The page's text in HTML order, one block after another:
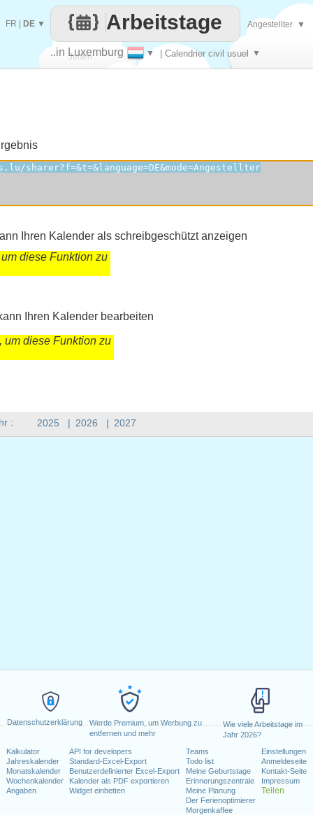
Datenschutzerklärung
Werde Premium, um Werbung zu
entfernen und mehr
Wie viele Arbeitstage im
Jahr 2026?
Kalkulator
Jahreskalender
Monatskalender
Wochenkalender
Angaben
API for developers
Standard-Excel-Export
Benutzerdefinierter Excel-Export
Kalender als PDF exportieren
Widget einbetten
Teams
Todo list
Meine Geburtstage
Erinnerungszentrale
Meine Planung
Der Ferienoptimierer
Morgenkaffee
Einstellungen
Anmeldeseite
Kontakt-Seite
Impressum
Teilen
Jeden
..in Luxemburg ▼ | Calendrier civil usuel ▼
Arbeitstage
FR DE ▼ Angestellter ▼
: 2025 | 2026 | 2027
Ihren Kalender als schreibgeschützt anzeigen
diese Funktion zu
Ihren Kalender bearbeiten
um diese Funktion zu